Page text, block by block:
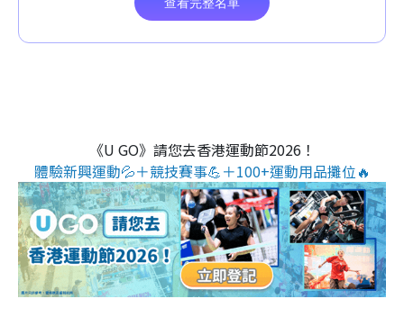
《U GO》請您去香港運動節2026！
體驗新興運動💦＋競技賽事💪＋100+運動用品攤位🔥